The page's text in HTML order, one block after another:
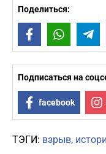
Поделиться:
FacebookWhatsApp
Подписаться на
facebook
ТЭГИ: взрыв